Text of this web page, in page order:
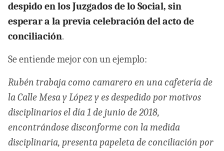
despido en los Juzgados de lo Social, sin
esperar a la previa celebración del acto de
conciliación.
Se entiende mejor con un ejemplo:
Rubén trabaja como camarero en una cafetería de
la Calle Mesa y López y es despedido por motivos
disciplinarios el día 1 de junio de 2018,
encontrándose disconforme con la medida
disciplinaria, presenta papeleta de conciliación por